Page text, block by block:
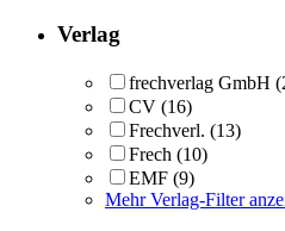
Verlag
frechverlag GmbH
CV (16)
Frechverl. (13)
Frech (10)
EMF (9)
Mehr Verlag-Filter